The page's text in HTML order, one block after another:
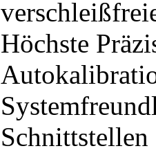
Höchste